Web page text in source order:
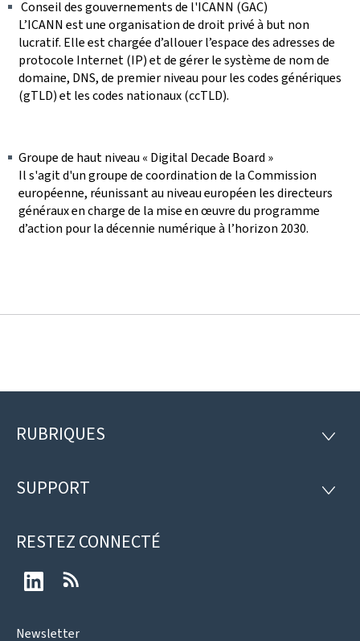
Conseil des gouvernements de l'ICANN (GAC)
L’ICANN est une organisation de droit privé à but non
lucratif. Elle est chargée d’allouer l’espace des adresses de
protocole Internet (IP) et de gérer le système de nom de
domaine, DNS, de premier niveau pour les codes génériques
(gTLD) et les codes nationaux (ccTLD).
Groupe de haut niveau « Digital Decade Board »
Il s'agit d'un groupe de coordination de la Commission
européenne, réunissant au niveau européen les directeurs
généraux en charge de la mise en œuvre du programme
d’action pour la décennie numérique à l’horizon 2030.
Pied
page
RUBRIQUES
SUPPORT
RESTEZ CONNECTÉ
LinkedIn
Newsletter